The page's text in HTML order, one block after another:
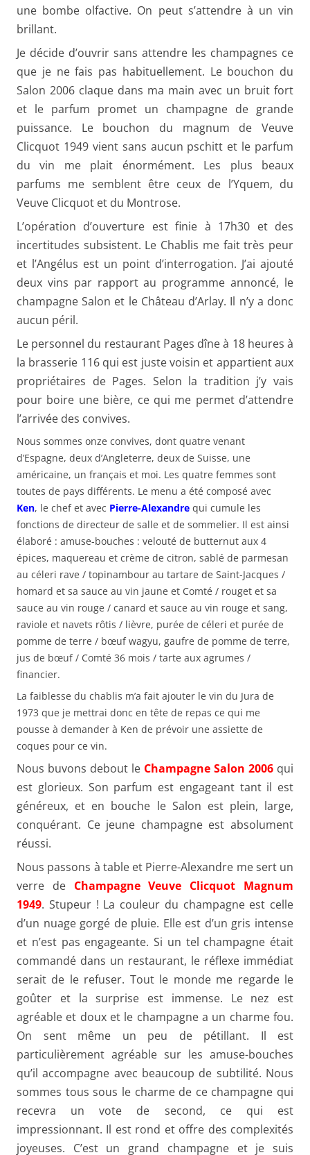
une bombe olfactive. On peut s’attendre à un vin
brillant.
Je décide d’ouvrir sans attendre les champagnes ce
que je ne fais pas habituellement. Le bouchon du
Salon 2006 claque dans ma main avec un bruit fort
et le parfum promet un champagne de grande
puissance. Le bouchon du magnum de Veuve
Clicquot 1949 vient sans aucun pschitt et le parfum
du vin me plait énormément. Les plus beaux
parfums me semblent être ceux de l’Yquem, du
Veuve Clicquot et du Montrose.
L’opération d’ouverture est finie à 17h30 et des
incertitudes subsistent. Le Chablis me fait très peur
et l’Angélus est un point d’interrogation. J’ai ajouté
deux vins par rapport au programme annoncé, le
champagne Salon et le Château d’Arlay. Il n’y a donc
aucun péril.
Le personnel du restaurant Pages dîne à 18 heures à
la brasserie 116 qui est juste voisin et appartient aux
propriétaires de Pages. Selon la tradition j’y vais
pour boire une bière, ce qui me permet d’attendre
l’arrivée des convives.
Nous sommes onze convives, dont quatre venant
d’Espagne, deux d’Angleterre, deux de Suisse, une
américaine, un français et moi. Les quatre femmes sont
toutes de pays différents. Le menu a été composé avec
Ken, le chef et avec Pierre-Alexandre qui cumule les
fonctions de directeur de salle et de sommelier. Il est ainsi
élaboré : amuse-bouches : velouté de butternut aux 4
épices, maquereau et crème de citron, sablé de parmesan
au céleri rave / topinambour au tartare de Saint-Jacques /
homard et sa sauce au vin jaune et Comté / rouget et sa
sauce au vin rouge / canard et sauce au vin rouge et sang,
raviole et navets rôtis / lièvre, purée de céleri et purée de
pomme de terre / bœuf wagyu, gaufre de pomme de terre,
jus de bœuf / Comté 36 mois / tarte aux agrumes /
financier.
La faiblesse du chablis m’a fait ajouter le vin du Jura de
1973 que je mettrai donc en tête de repas ce qui me
pousse à demander à Ken de prévoir une assiette de
coques pour ce vin.
Nous buvons debout le Champagne Salon 2006 qui
est glorieux. Son parfum est engageant tant il est
généreux, et en bouche le Salon est plein, large,
conquérant. Ce jeune champagne est absolument
réussi.
Nous passons à table et Pierre-Alexandre me sert un
verre de Champagne Veuve Clicquot Magnum
1949. Stupeur ! La couleur du champagne est celle
d’un nuage gorgé de pluie. Elle est d’un gris intense
et n’est pas engageante. Si un tel champagne était
commandé dans un restaurant, le réflexe immédiat
serait de le refuser. Tout le monde me regarde le
goûter et la surprise est immense. Le nez est
agréable et doux et le champagne a un charme fou.
On sent même un peu de pétillant. Il est
particulièrement agréable sur les amuse-bouches
qu’il accompagne avec beaucoup de subtilité. Nous
sommes tous sous le charme de ce champagne qui
recevra un vote de second, ce qui est
impressionnant. Il est rond et offre des complexités
joyeuses. C’est un grand champagne et je suis